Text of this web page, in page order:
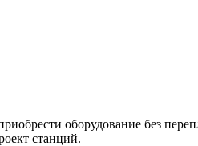
оборудование без
станций.